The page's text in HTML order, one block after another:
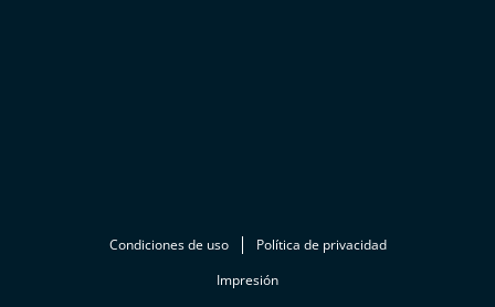
Condiciones de uso
Política de privacidad
Impresión